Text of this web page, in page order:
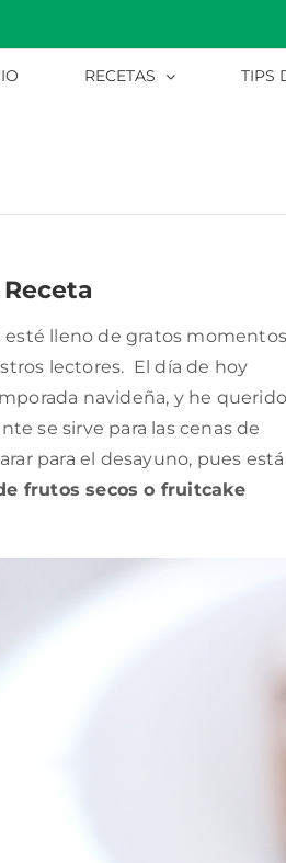
RECETAS TIPS
esté lleno de gratos
lectores. El día de hoy
navideña, y he querido
se sirve para las cenas de
para el desayuno, pues está
frutos secos o fruitcake